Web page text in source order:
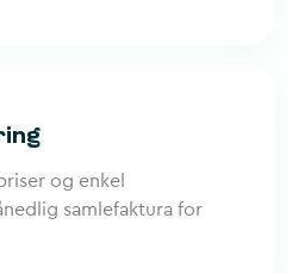
og enkel
samlefaktura for